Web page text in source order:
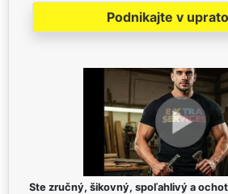
Podnikajte v
Ste zručný, šikovný, spoľahlivý a